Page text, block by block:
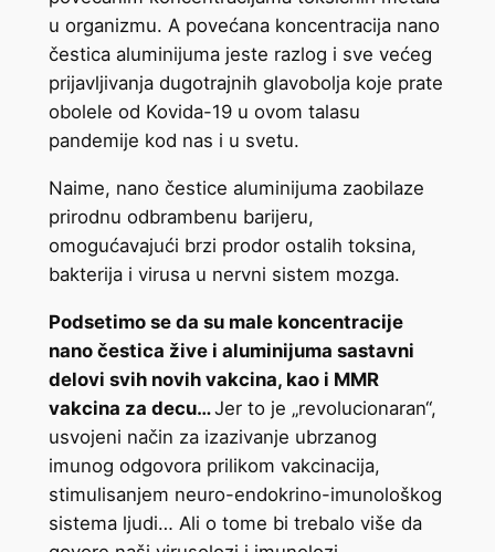
u organizmu. A povećana koncentracija nano
čestica aluminijuma jeste razlog i sve većeg
prijavljivanja dugotrajnih glavobolja koje prate
obolele od Kovida-19 u ovom talasu
pandemije kod nas i u svetu.
Naime, nano čestice aluminijuma zaobilaze
prirodnu odbrambenu barijeru,
omogućavajući brzi prodor ostalih toksina,
bakterija i virusa u nervni sistem mozga.
Podsetimo se da su male koncentracije
nano čestica žive i aluminijuma sastavni
delovi svih novih vakcina, kao i MMR
vakcina za decu…Jer to je „revolucionaran“,
usvojeni način za izazivanje ubrzanog
imunog odgovora prilikom vakcinacija,
stimulisanjem neuro-endokrino-imunološkog
sistema ljudi… Ali o tome bi trebalo više da